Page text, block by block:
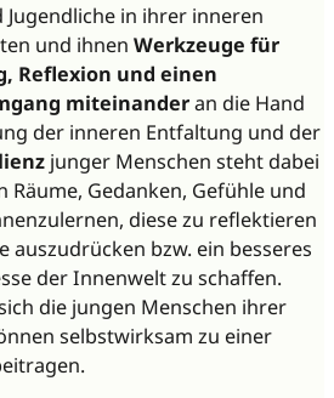
Jugendliche in ihrer inneren
und ihnen Werkzeuge für
Reflexion und einen
miteinanderan die Hand
der inneren Entfaltung und der
junger Menschen steht dabei
Räume, Gedanken, Gefühle und
diese zu reflektieren
auszudrücken bzw. ein besseres
der Innenwelt zu schaffen.
die jungen Menschen ihrer
selbstwirksam zu einer